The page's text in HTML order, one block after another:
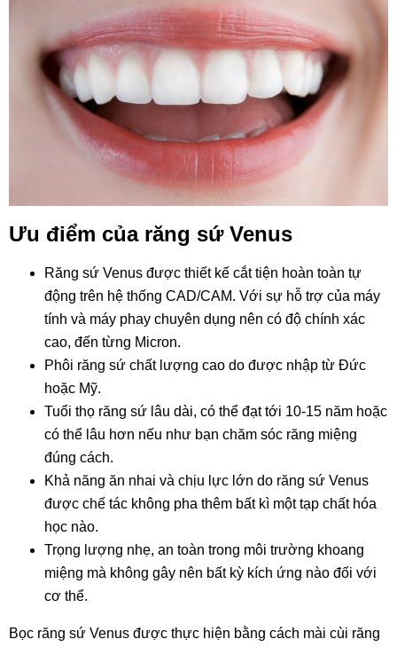
Ưu điểm của răng sứ Venus
Răng sứ Venus được thiết kế cắt tiện hoàn toàn tự
động trên hệ thống CAD/CAM. Với sự hỗ trợ của máy
tính và máy phay chuyên dụng nên có độ chính xác
cao, đến từng Micron.
Phôi răng sứ chất lượng cao do được nhập từ Đức
hoặc Mỹ.
Tuổi thọ răng sứ lâu dài, có thể đạt tới 10-15 năm hoặc
có thể lâu hơn nếu như bạn chăm sóc răng miệng
đúng cách.
Khả năng ăn nhai và chịu lực lớn do răng sứ Venus
được chế tác không pha thêm bất kì một tạp chất hóa
học nào.
Trọng lượng nhẹ, an toàn trong môi trường khoang
miệng mà không gây nên bất kỳ kích ứng nào đối với
cơ thể.
Bọc răng sứ Venus được thực hiện bằng cách mài cùi răng